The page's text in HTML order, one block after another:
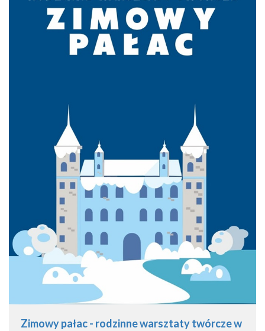
Zimowy pałac - rodzinne warsztaty twórcze w